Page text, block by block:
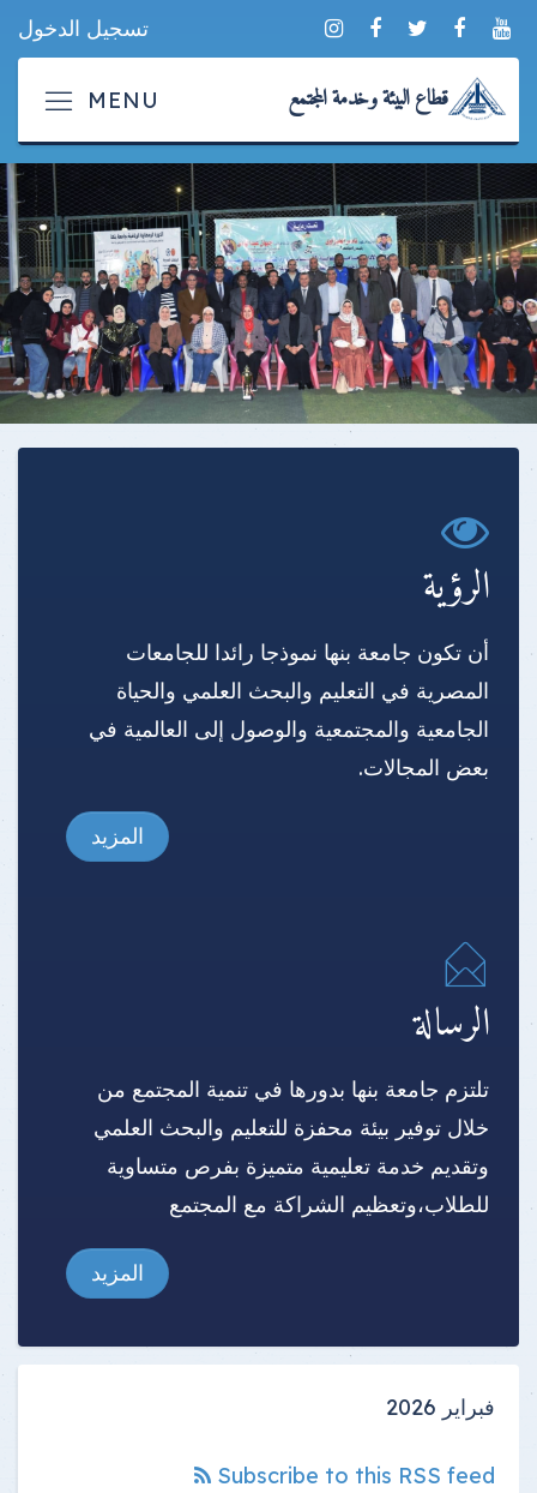
تسجيل الدخول
قطاع البيئة وخدمة المجتمع
الرؤية
أن تكون جامعة بنها نموذجا رائدا للجامعات
المصرية في التعليم والبحث العلمي والحياة
الجامعية والمجتمعية والوصول إلى العالمية في
بعض المجالات.
المزيد
الرسالة
تلتزم جامعة بنها بدورها في تنمية المجتمع من
خلال توفير بيئة محفزة للتعليم والبحث العلمي
وتقديم خدمة تعليمية متميزة بفرص متساوية
للطلاب،وتعظيم الشراكة مع المجتمع
المزيد
فبراير 2026
Subscribe to this RSS feed